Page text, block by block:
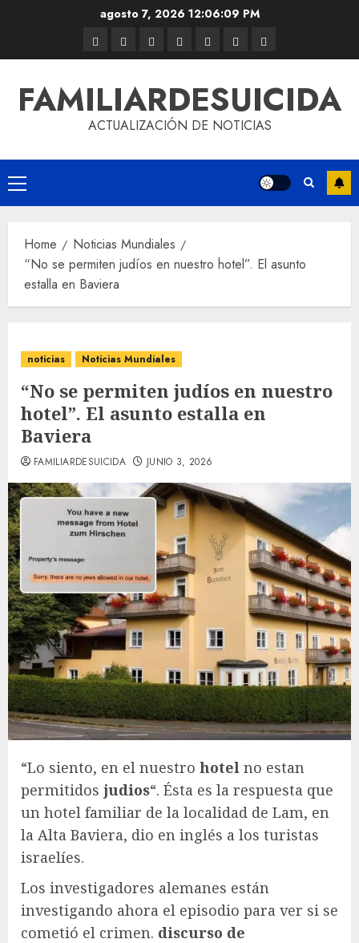
agosto 7, 2026 12:06:09 PM
FAMILIARDESUICIDA
ACTUALIZACIÓN DE NOTICIAS
Home
Noticias Mundiales
“No se permiten judíos en nuestro hotel”. El asunto
estalla en Baviera
noticias Noticias Mundiales
“No se permiten judíos en nuestro
hotel”. El asunto estalla en
Baviera
FAMILIARDESUICIDA JUNIO 3, 2026
“Lo siento, en el nuestro hotel no estan
permitidos judios“. Ésta es la respuesta que
un hotel familiar de la localidad de Lam, en
la Alta Baviera, dio en inglés a los turistas
israelíes.
Los investigadores alemanes están
investigando ahora el episodio para ver si se
cometió el crimen. discurso de